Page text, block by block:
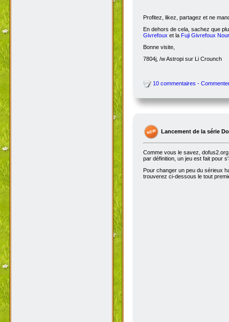
Profitez, likez, partagez et ne
En dehors de cela, sachez que
Givrefoux et la Fuji Givrefoux
Bonne visite,
7804j, /w Astropi sur Li Crounch
10 commentaires -
Lancement de la série
Comme vous le savez,
par définition, un jeu est fait pour
Pour changer un peu du sérieux
trouverez ci-dessous le tout